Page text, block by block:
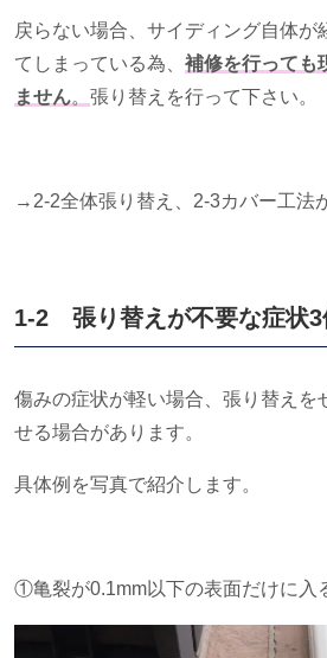
戻らない場合、サイディング自体が
てしまっている為、 補修を行っても
ません。 張り替えを行って下さい。
→2-2全体張り替え、2-3カバー工法
1-2 張り替えが不要な症状3
傷みの症状が軽い場合、張り替えを
せる場合があります。
具体例を写真で紹介します。
①亀裂が0.1mm以下の表面だけに入